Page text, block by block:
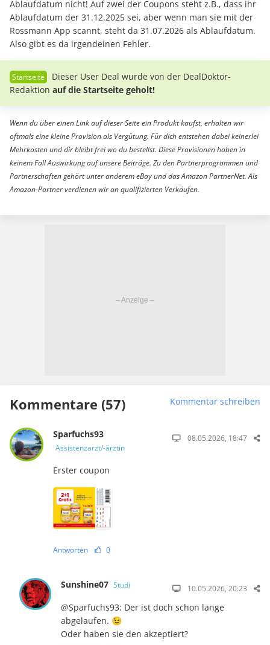
Ablaufdatum nicht! Auf zwei der Coupons steht z.B., dass ihr
Ablaufdatum der 31.12.2025 sei, aber wenn man sie mit der
Rossmann App scannt, steht da 31.07.2026 als Ablaufdatum.
Also gibt es da irgendeinen Fehler.
Dieser User Deal wurde von der DealDoktor-
Redaktion auf die Startseite geholt!
Wenn du über einen Link auf dieser Seite ein Produkt kaufst, erhalten wir
oftmals eine kleine Provision als Vergütung. Für dich entstehen dabei keinerlei
Mehrkosten und dir bleibt frei wo du bestellst. Diese Provisionen haben in
keinem Fall Auswirkung auf unsere Beiträge. Zu den Partnerprogrammen und
Partnerschaften gehört unter anderem eBay und das Amazon PartnerNet. Als
Amazon-Partner verdienen wir an qualifizierten Verkäufen.
Kommentare (57) Kommentar schreiben
Sparfuchs93
Assistenzarzt/-ärztin
08.05.2026, 18:47
Erster coupon
Antworten 0
Sunshine07 Studi 10.05.2026, 20:23
@Sparfuchs93: Der ist doch schon lange
abgelaufen. 😉
Oder haben sie den akzeptiert?